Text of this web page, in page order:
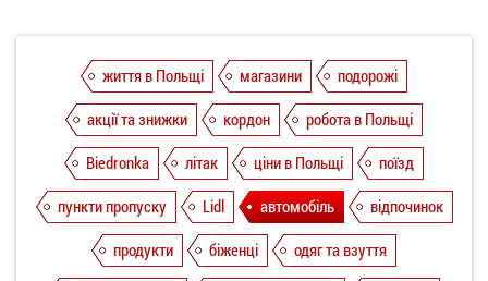
життя в Польщі магазини
подорожі
акції та знижки
кордон
робота в Польщі
Biedronka
літак ціни в Польщі
поїзд
пункти пропуску
Lidl автомобіль
відпочинок
продукти
біженці
одяг та взуття